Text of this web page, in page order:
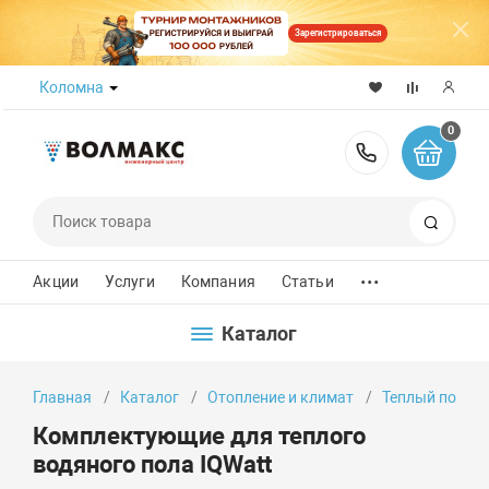
Зарегистрироваться
Коломна
8 (800)
0
Акции Услуги Компания Статьи ...
Каталог
Главная Каталог Отопление и климат Теплый пол
Комплектующие для теплого
водяного пола IQWatt